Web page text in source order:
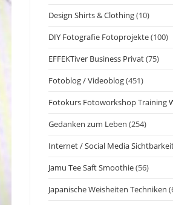
Design Shirts & Clothing(10)
DIY Fotografie Fotoprojekte(100)
EFFEKTiver Business Privat(75)
Fotoblog / Videoblog(451)
Fotokurs Fotoworkshop Training
Gedanken zum Leben (254)
Internet / Social Media
Jamu Tee Saft Smoothie(56)
Japanische Weisheiten Techniken